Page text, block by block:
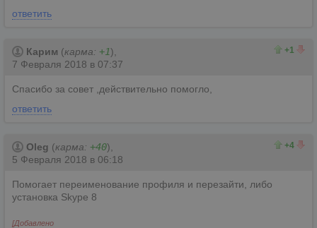
ответить
+1
Карим (карма: +1),
7 Февраля 2018 в 07:37
Спасибо за совет ,действительно помогло,
ответить
+4
Oleg (карма: +40),
5 Февраля 2018 в 06:18
Помогает переименование профиля и перезайти, либо
установка Skype 8
[Добавлено